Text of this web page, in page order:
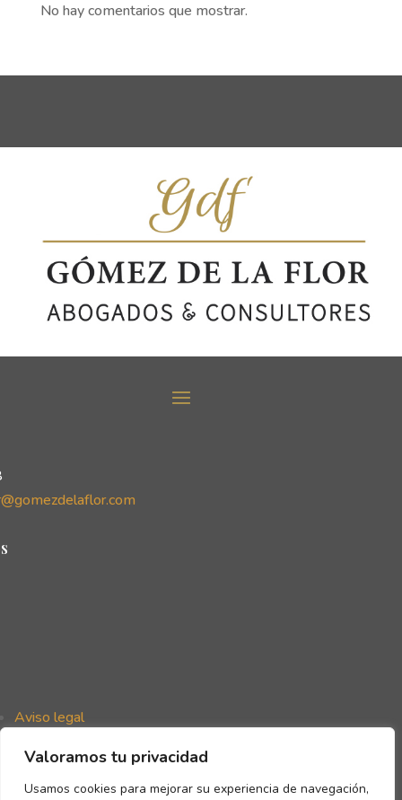
Valoramos tu privacidad
Usamos cookies para mejorar su experiencia de navegación,
No hay comentarios que mostrar.
Aviso legal
Política de cookies
Declaración de accesibilidad